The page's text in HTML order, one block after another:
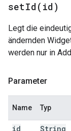
setId( id)
Legt die
ändernden
werden nur in
Parameter
Name Typ
id String